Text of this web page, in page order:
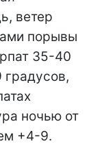
ветер
порывы
35-40
ночью от
+4-9.